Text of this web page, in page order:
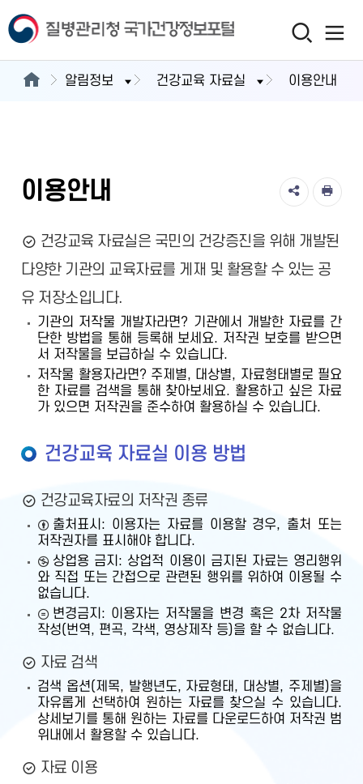
알림정보 건강교육 자료실 이용안내
이용안내
건강교육 자료실은 국민의 건강증진을 위해 개발된
다양한 기관의 교육자료를 게재 및 활용할 수 있는 공
유 저장소입니다.
기관의 저작물 개발자라면? 기관에서 개발한 자료를 간
단한 방법을 통해 등록해 보세요. 저작권 보호를 받으면
서 저작물을 보급하실 수 있습니다.
저작물 활용자라면? 주제별, 대상별, 자료형태별로 필요
한 자료를 검색을 통해 찾아보세요. 활용하고 싶은 자료
가 있으면 저작권을 준수하여 활용하실 수 있습니다.
건강교육 자료실 이용 방법
건강교육자료의 저작권 종류
출처표시: 이용자는 자료를 이용할 경우, 출처 또는
저작권자를 표시해야 합니다.
상업용 금지: 상업적 이용이 금지된 자료는 영리행위
와 직접 또는 간접으로 관련된 행위를 위하여 이용될 수
없습니다.
변경금지: 이용자는 저작물을 변경 혹은 2차 저작물
작성(번역, 편곡, 각색, 영상제작 등)을 할 수 없습니다.
자료 검색
검색 옵션(제목, 발행년도, 자료형태, 대상별, 주제별)을
자유롭게 선택하여 원하는 자료를 찾으실 수 있습니다.
상세보기를 통해 원하는 자료를 다운로드하여 저작권 범
위내에서 활용할 수 있습니다.
자료 이용